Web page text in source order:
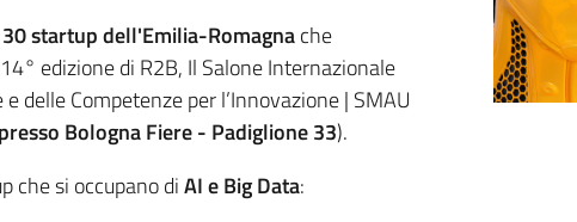
30 startup dell'Emilia-Romagnache
edizione di R2B, Il Salone Internazionale
delle Competenze per l’Innovazione | SMAU
Bologna Fiere - Padiglione 33).
che si occupano diAI e Big Data: